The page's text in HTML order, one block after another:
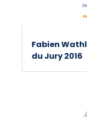
Fabien
du Jury 2016